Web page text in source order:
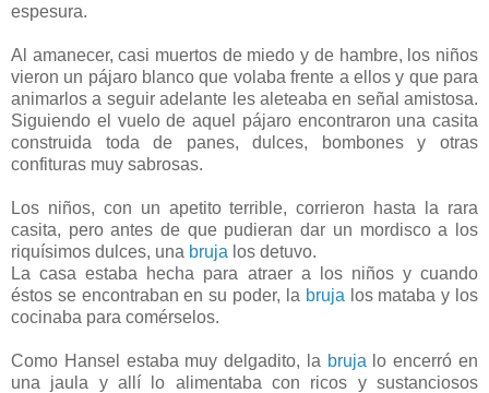
espesura.
Al amanecer, casi muertos de miedo y de hambre, los niños
vieron un pájaro blanco que volaba frente a ellos y que para
animarlos a seguir adelante les aleteaba en señal amistosa.
Siguiendo el vuelo de aquel pájaro encontraron una casita
construida toda de panes, dulces, bombones y otras
confituras muy sabrosas.
Los niños, con un apetito terrible, corrieron hasta la rara
casita, pero antes de que pudieran dar un mordisco a los
riquísimos dulces, una bruja los detuvo.
La casa estaba hecha para atraer a los niños y cuando
éstos se encontraban en su poder, la bruja los mataba y los
cocinaba para comérselos.
Como Hansel estaba muy delgadito, la bruja lo encerró en
una jaula y allí lo alimentaba con ricos y sustanciosos